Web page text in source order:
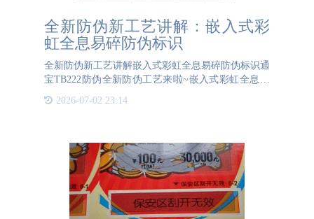
全新防伪新工艺讲解：嵌入式彩
虹全息易碎防伪标识
全新防伪新工艺讲解嵌入式彩虹全息易碎防伪标识通
宝TB222防伪全新防伪工艺来啦~嵌入式彩虹全息易
前激光信息不显现，只有在揭开后，剥落层及揭开后
2026-07-02 23:14